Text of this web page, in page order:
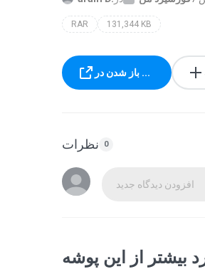
RAR 131,344 KB
باز شدن در ...
نظرات 0
افزودن دیدگاه جدید
بیشتر از این پوشه